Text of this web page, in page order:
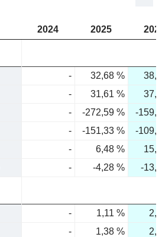
2024 2025
- 32,68 %
- 31,61 %
- -272,59 %
-
- -151,33 %
-
- 6,48 %
- -4,28 % -
- 1,11 %
- 1,38 %